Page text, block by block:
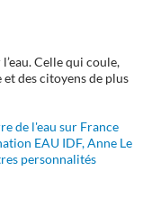
Celle qui coule,
des citoyens de plus
de l'eau sur France
EAU IDF, Anne Le
personnalités